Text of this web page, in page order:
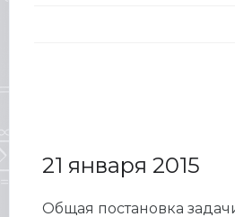
21 января 2015
Общая постановка